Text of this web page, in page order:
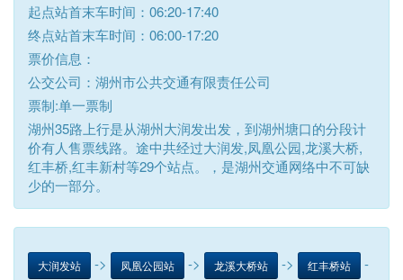
起点站首末车时间：06:20-17:40
终点站首末车时间：06:00-17:20
票价信息：
公交公司：湖州市公共交通有限责任公司
票制:单一票制
湖州35路上行是从湖州大润发出发，到湖州塘口的分段计
价有人售票线路。途中共经过大润发,凤凰公园,龙溪大桥,
红丰桥,红丰新村等29个站点。，是湖州交通网络中不可缺
少的一部分。
大润发站 -> 凤凰公园站 -> 龙溪大桥站 -> 红丰桥站 -